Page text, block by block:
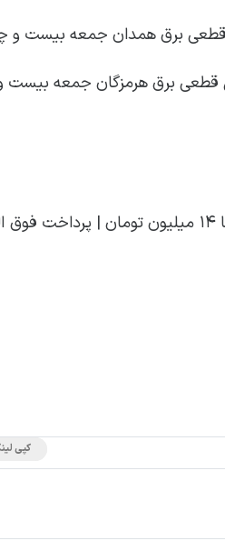
جزئیات پرداخت فوق العاده خاص کارمندان دولت | افزایش حقوق تا
کپی